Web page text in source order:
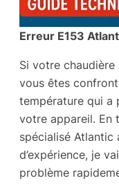
Erreur E153
Si votre
vous êtes
température qui a
votre appareil. En
spécialisé Atlantic
d’expérience, je
problème